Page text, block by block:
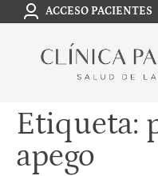
ACCESO PACIENTES
Etiqueta:
apego